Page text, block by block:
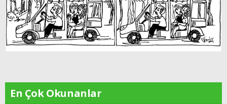
En Çok Okunanlar